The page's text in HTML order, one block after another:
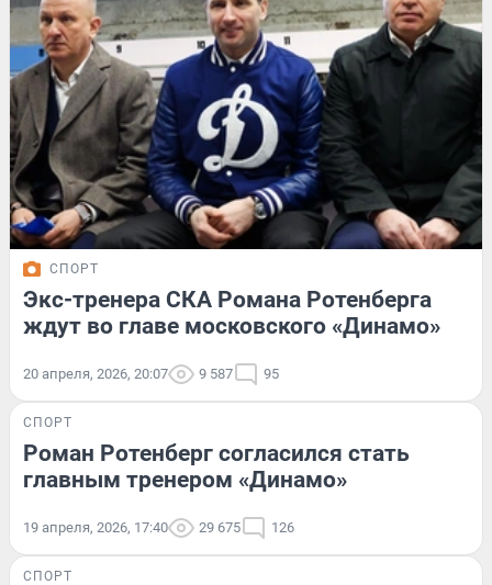
СПОРТ
Экс-тренера СКА Романа Ротенберга
ждут во главе московского «Динамо»
20 апреля, 2026, 20:07 9 587 95
СПОРТ
Роман Ротенберг согласился стать
главным тренером «Динамо»
19 апреля, 2026, 17:40 29 675 126
СПОРТ